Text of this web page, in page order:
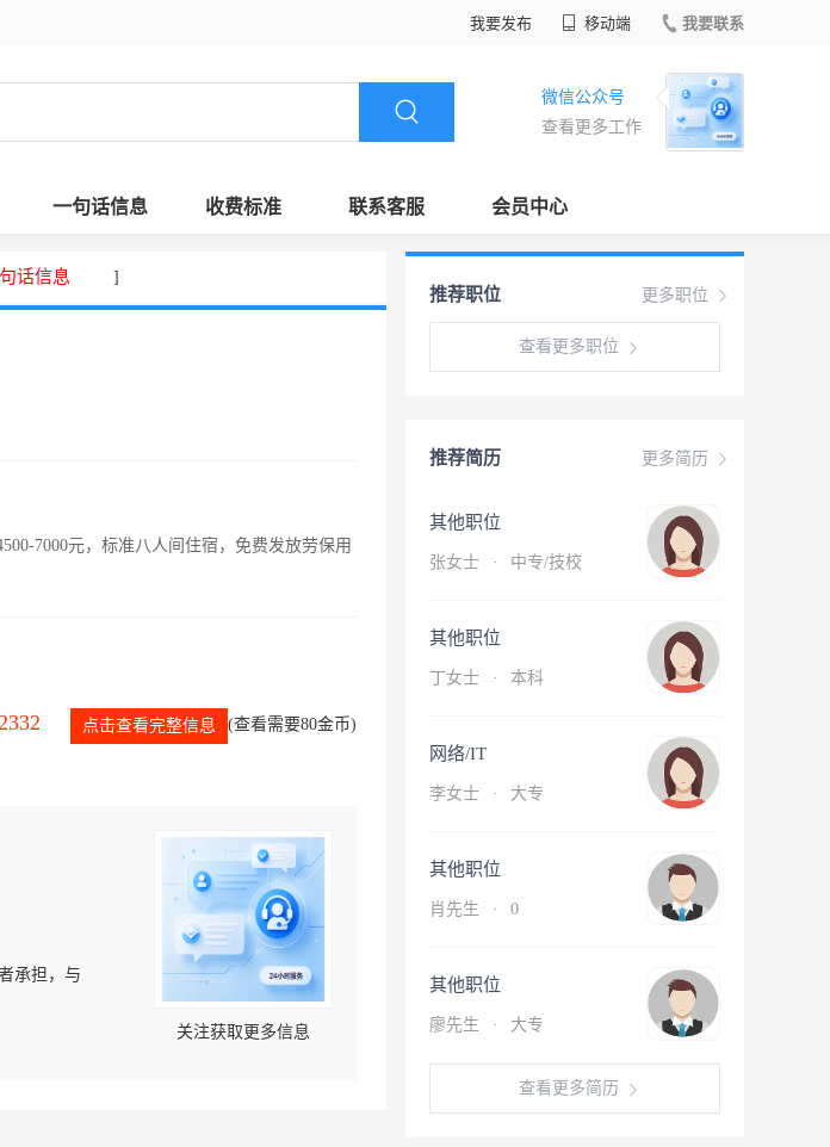
我要发布 移动端 我要联系
微信公众号
查看更多工作
一句话信息 收费标准 联系客服 会员中心
话信息 ]
7000元，标准八人间住宿，免费发放劳保用
点击查看完整信息 (查看需要80金币)
承担，与
关注获取更多信息
更多职位
推荐职位
查看更多职位
更多简历
推荐简历
其他职位
张女士 · 中专/技校
其他职位
丁女士 · 本科
网络/IT
李女士 · 大专
其他职位
肖先生 · 0
其他职位
廖先生 · 大专
查看更多简历